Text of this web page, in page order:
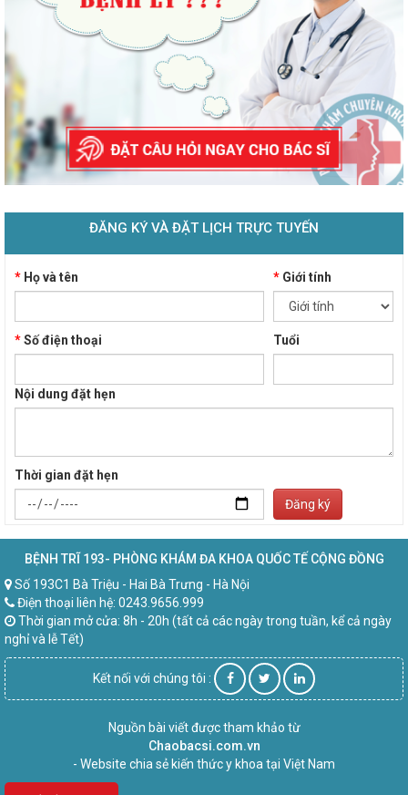
ĐĂNG KÝ VÀ ĐẶT LỊCH TRỰC TUYẾN
* Họ và tên *Giới tính
*Số điện thoại Tuổi
Nội dung đặt hẹn
Thời gian đặt hẹn
Đăng ký
BỆNH TRĨ 193- PHÒNG KHÁM ĐA KHOA QUỐC TẾ CỘNG ĐỒNG
Số 193C1 Bà Triệu - Hai Bà Trưng - Hà Nội
Điện thoại liên hệ: 0243.9656.999
Thời gian mở cửa: 8h - 20h (tất cả các ngày trong tuần, kể cả ngày
nghỉ và lễ Tết)
Kết nối với chúng tôi :
Nguồn bài viết được tham khảo từ
Chaobacsi.com.vn
- Website chia sẻ kiến thức y khoa tại Việt Nam